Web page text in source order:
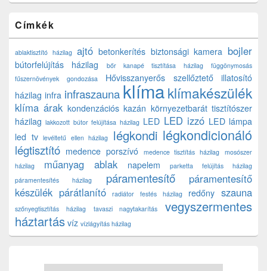
Címkék
ablaktisztító házilag ajtó betonkerítés biztonsági kamera bojler
bútorfelújítás házilag bőr kanapé tisztítása házilag
függönymosás
fűszernövények gondozása
Hővisszanyerős szellőztető
illatosító
házilag infra infraszauna klímaklímakészülék
klíma árak kondenzációs kazán környezetbarát tisztítószer
házilag lakkozott bútor felújítása házilag LED LED izzó LED lámpa
led tv levéltetű ellen házilag légkondi légkondicionáló
légtisztító medence porszívó medence tisztítás házilag
mosószer
házilag
műanyag ablak napelem
parketta felújítás házilag
páramentesítés házilag
páramentesítő
páramentesítő
készülék párátlanító radiátor festés házilag redőny szauna
szőnyegtisztítás házilag tavaszi nagytakarítás
vegyszermentes
háztartás víz vízlágyítás házilag